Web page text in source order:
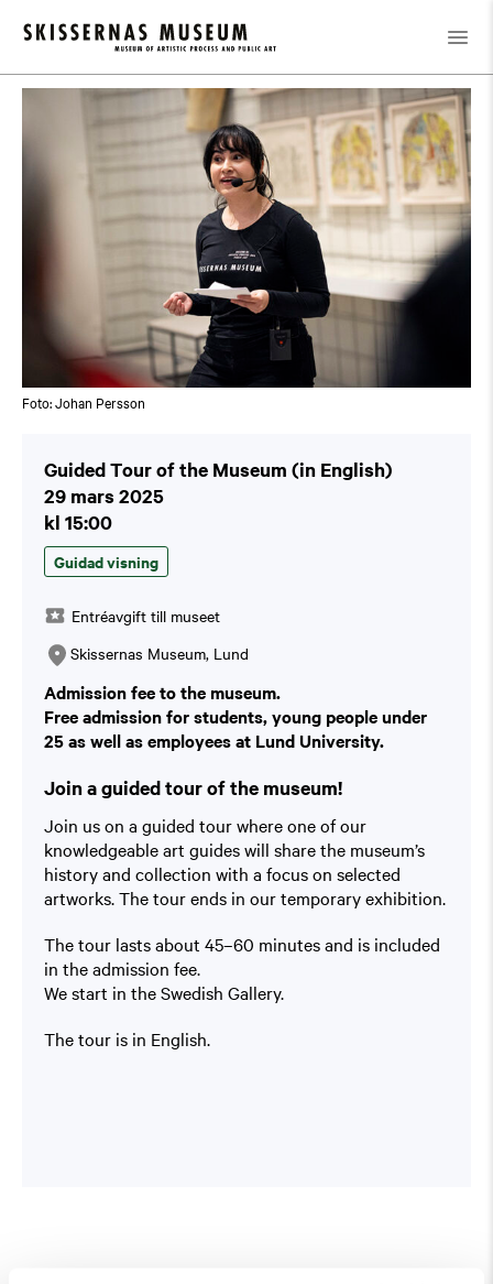
Kalender / Guided Tour of the Museum (in English)
Foto: Johan Persson
Guided Tour of the Museum (in English)
29 mars 2025
kl 15:00
Guidad visning
Entréavgift till museet
Skissernas Museum, Lund
Admission fee to the museum.
Free admission for students, young people under
25 as well as employees at Lund University.
Join a guided tour of the museum!
Join us on a guided tour where one of our
knowledgeable art guides will share the museum’s
history and collection with a focus on selected
artworks. The tour ends in our temporary exhibition.
The tour lasts about 45–60 minutes and is included
in the admission fee.
We start in the Swedish Gallery.
The tour is in English.
Fler evenemang som passar Guidad visning